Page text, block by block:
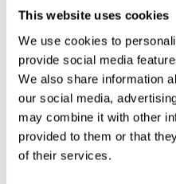
This website uses cookies
We use cookies to
provide social media
We also share information
our social media,
may combine it with other
provided to them or that
of their services.